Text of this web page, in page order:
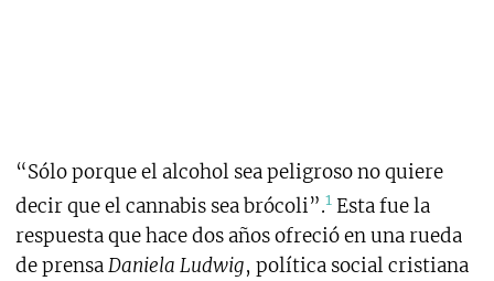
“Sólo porque el alcohol sea peligroso no quiere
decir que el cannabis sea brócoli”.1Esta fue la
respuesta que hace dos años ofreció en una rueda
de prensaDaniela Ludwig, política social cristiana